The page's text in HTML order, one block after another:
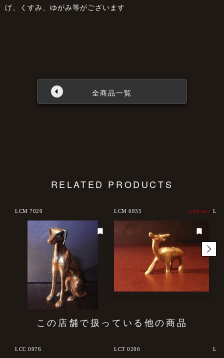
げ、くすみ、ゆがみ等がございます
全商品一覧
RELATED PRODUCTS
LCM 7020 LCM 6835 sold out
この店舗で扱っている他の商品
LCC 0976 LCT 0206